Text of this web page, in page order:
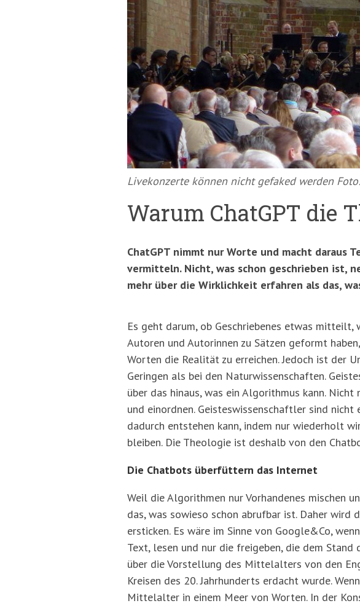
Livekonzerte können nicht gefaked werden
Warum ChatGPT die
ChatGPT nimmt nur Worte und macht daraus
vermitteln. Nicht, was schon geschrieben ist,
mehr über die Wirklichkeit erfahren als das,
Es geht darum, ob Geschriebenes etwas
Autoren und Autorinnen zu Sätzen geformt
Worten die Realität zu erreichen. Jedoch ist der
Geringen als bei den Naturwissenschaften.
über das hinaus, was ein Algorithmus kann.
und einordnen. Geisteswissenschaftler sind
dadurch entstehen kann, indem nur wiederholt
bleiben. Die Theologie ist deshalb von den
Die Chatbots überfüttern das Internet
Weil die Algorithmen nur Vorhandenes mischen
das, was sowieso schon abrufbar ist. Daher wird
ersticken. Es wäre im Sinne von Google&Co,
Text, lesen und nur die freigeben, die dem
über die Vorstellung des Mittelalters von den
Kreisen des 20. Jahrhunderts erdacht wurde.
Mittelalter in einem Meer von Worten. In der